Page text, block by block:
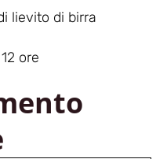
lievito di birra
ore